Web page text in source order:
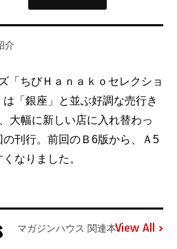
介
「ちびＨａｎａｋｏセレクショ
「銀座」と並ぶ好調な売行き
大幅に新しい店に入れ替わっ
刊行。前回のＢ6版から、Ａ5
なりました。
マガジンハウス 関連本View All